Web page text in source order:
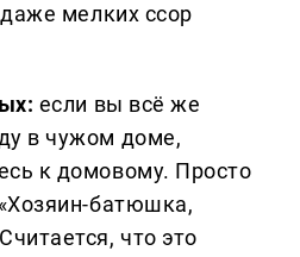
мелких ссор
если вы всё же
в чужом доме,
к домовому. Просто
батюшка,
что это